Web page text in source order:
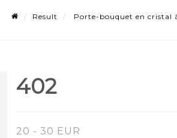
Result
Porte-bouquet en cristal
402
20 - 30 EUR